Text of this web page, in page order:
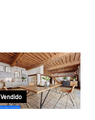
Vendido